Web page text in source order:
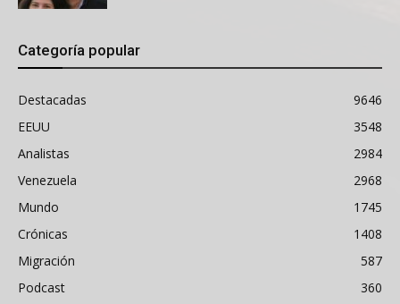
Categoría popular
Destacadas
9646
EEUU
3548
Analistas
2984
Venezuela
2968
Mundo
1745
Crónicas
1408
Migración
587
Podcast
360